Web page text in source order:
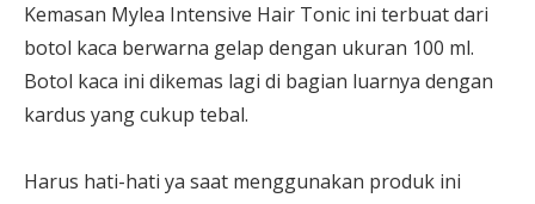
Kemasan Mylea Intensive Hair Tonic ini terbuat dari
botol kaca berwarna gelap dengan ukuran 100 ml.
Botol kaca ini dikemas lagi di bagian luarnya dengan
kardus yang cukup tebal.
Harus hati-hati ya saat menggunakan produk ini